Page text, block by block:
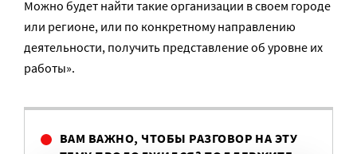
Можно будет найти такие организации в своем городе
или регионе, или по конкретному направлению
деятельности, получить представление об уровне их
работы».
ВАМ ВАЖНО, ЧТОБЫ РАЗГОВОР НА ЭТУ